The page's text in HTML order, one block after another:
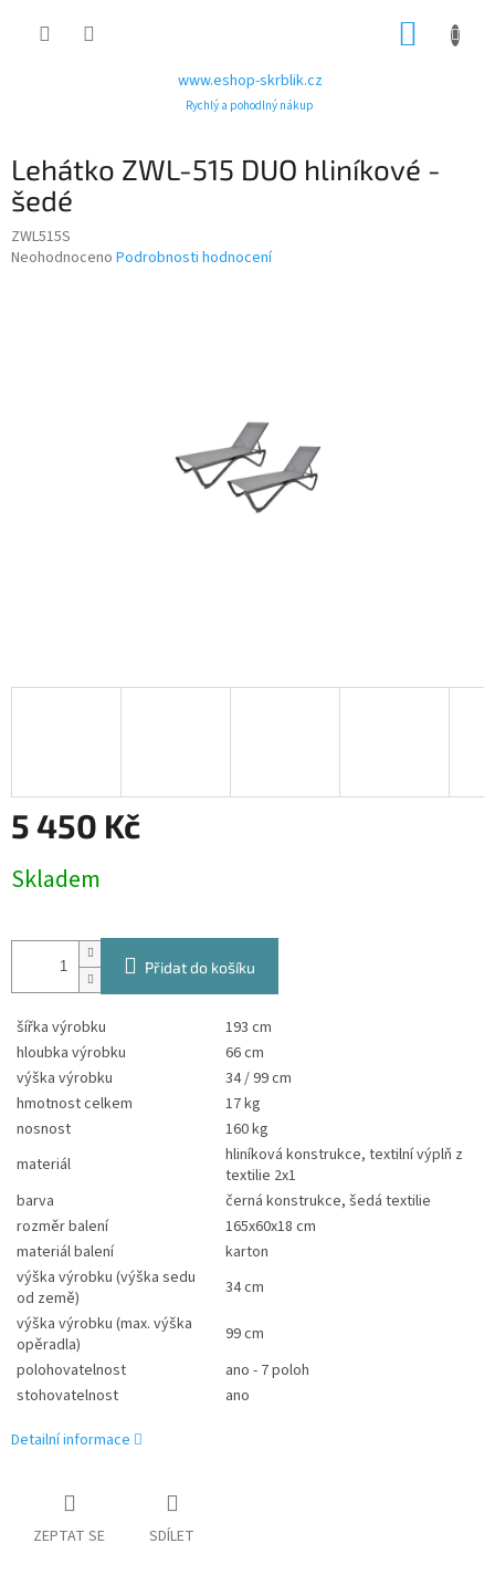
www.eshop-skrblik.cz
Rychlý a pohodlný nákup
Lehátko ZWL-515 DUO hliníkové -
šedé
ZWL515S
Průměrné
Neohodnoceno Podrobnosti hodnocení
5 450 Kč
cena:
Skladem
Přidat do košíku
šířka výrobku
193 cm
hloubka výrobku
66 cm
výška výrobku
34 / 99 cm
hmotnost celkem
17 kg
nosnost
160 kg
materiál
hliníková konstrukce, textilní výplň z
textilie 2x1
barva
černá konstrukce, šedá textilie
rozměr balení
165x60x18 cm
materiál balení
karton
výška výrobku (výška sedu
od země)
34 cm
výška výrobku (max. výška
opěradla)
99 cm
polohovatelnost
ano - 7 poloh
stohovatelnost
ano
Detailní informace
ZEPTAT SE SDÍLET